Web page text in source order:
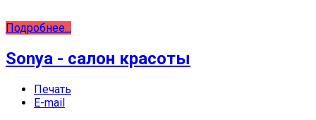
Подробнее...
Sonya - салон красоты
Печать
E-mail